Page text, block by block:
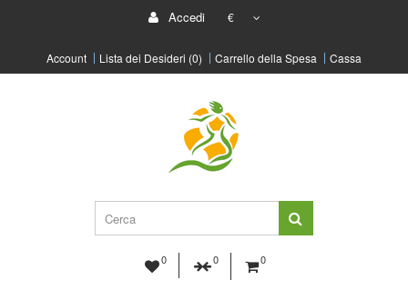
Accedi €
Account Lista dei Desideri (0) Carrello della Spesa Cassa
0 0 0